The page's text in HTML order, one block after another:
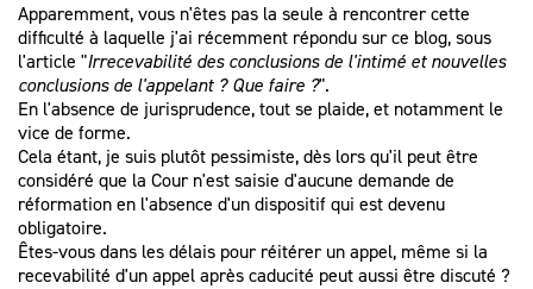
Apparemment, vous n'êtes pas la seule à rencontrer cette
difficulté à laquelle j'ai récemment répondu sur ce blog, sous
l'article "Irrecevabilité des conclusions de l'intimé et nouvelles
conclusions de l'appelant ? Que faire ?".
En l'absence de jurisprudence, tout se plaide, et notamment le
vice de forme.
Cela étant, je suis plutôt pessimiste, dès lors qu'il peut être
considéré que la Cour n'est saisie d'aucune demande de
réformation en l'absence d'un dispositif qui est devenu
obligatoire.
Êtes-vous dans les délais pour réitérer un appel, même si la
recevabilité d'un appel après caducité peut aussi être discuté ?